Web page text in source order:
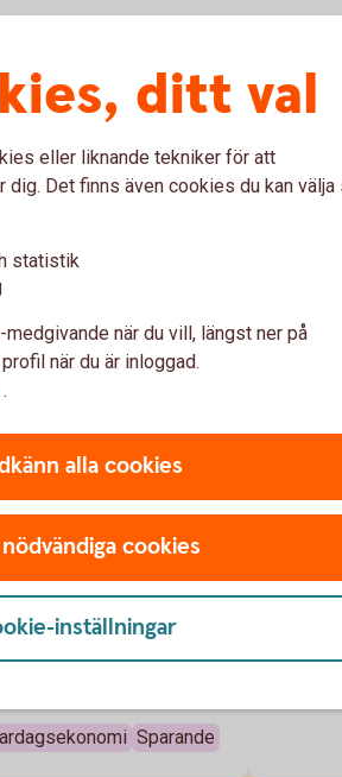
och
tillsammans har
ekonomi, men
alltid sparandet.
inom finansiell
tipsar hur man
Sparande
att
båda
att
På så
ditt val
eller liknande tekniker för att
Det finns även cookies du kan välja
statistik
när du vill, längst ner på
när du är inloggad.
.
alla cookies
cookies
inställningar